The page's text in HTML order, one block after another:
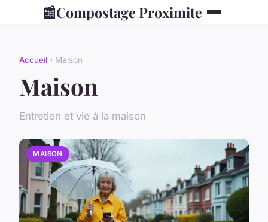
📰Compostage Proximite
Accueil › Maison
Maison
Entretien et vie à la maison
MAISON